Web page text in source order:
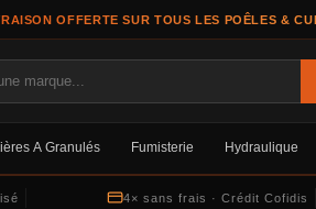
OFFERTE SUR TOUS LES POÊLES &
À Granulés Fumisterie Hydraulique
4× sans frais · Crédit Cofidis